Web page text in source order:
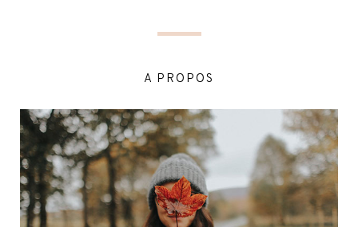
A PROPOS